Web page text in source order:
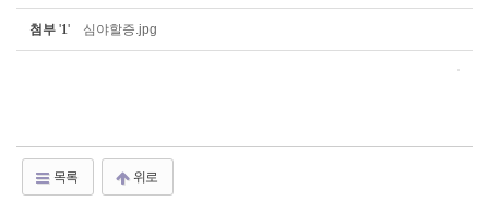
첨부 '1' 심야할증.jpg
목록 위로